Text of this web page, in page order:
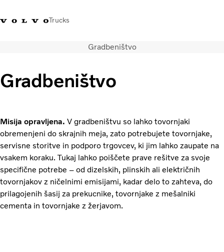
Trucks
Volvo Trucks Slovenija kontakti
Prevozne rešitve
Iskalnik servisov
Novice
O nas
Obrnite se na nas
Gradbeništvo
Gradbeništvo
Misija opravljena. V gradbeništvu so lahko tovornjaki
obremenjeni do skrajnih meja, zato potrebujete tovornjake,
servisne storitve in podporo trgovcev, ki jim lahko zaupate na
vsakem koraku. Tukaj lahko poiščete prave rešitve za svoje
specifične potrebe – od dizelskih, plinskih ali električnih
tovornjakov z ničelnimi emisijami, kadar delo to zahteva, do
prilagojenih šasij za prekucnike, tovornjake z mešalniki
cementa in tovornjake z žerjavom.